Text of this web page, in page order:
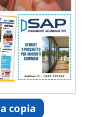
copia